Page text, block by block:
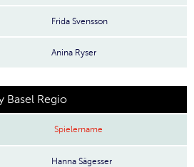
Frida Svensson
Anina Ryser
Basel Regio
Spielername
Hanna Sägesser